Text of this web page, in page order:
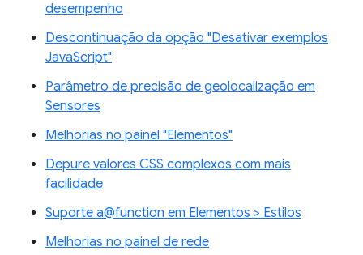
desempenho
Descontinuação da opção "Desativar exemplos
JavaScript"
Parâmetro de precisão de geolocalização em
Sensores
Melhorias no painel "Elementos"
Depure valores CSS complexos com mais
facilidade
Suporte a@function em Elementos > Estilos
Melhorias no painel de rede